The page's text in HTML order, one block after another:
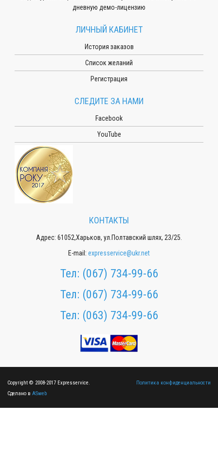
дневную демо-лицензию
ЛИЧНЫЙ КАБИНЕТ
История заказов
Список желаний
Регистрация
СЛЕДИТЕ ЗА НАМИ
Facebook
YouTube
КОНТАКТЫ
Адрес: 61052,Харьков, ул.Полтавский шлях, 23/25.
E-mail: expresservice@ukr.net
Тел: (067) 734-99-66
Тел: (067) 734-99-66
Тел: (063) 734-99-66
Copyright © 2008-2017 Expresservice.
Сделано в ASweb
Политика конфиденциальности